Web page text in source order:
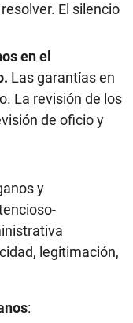
El silencio
en el
Las garantías en
La revisión de los
de oficio y
y
legitimación,
: